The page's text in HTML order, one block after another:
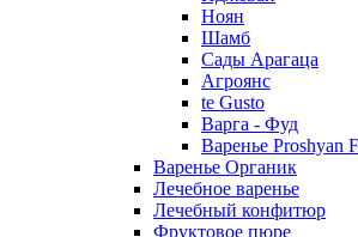
Ноян
Шамб
Сады Арагаца
Агроянс
te Gusto
Варга - Фуд
Варенье Proshyan
Варенье Органик
Лечебное варенье
Лечебный конфитюр
Фруктовое пюре